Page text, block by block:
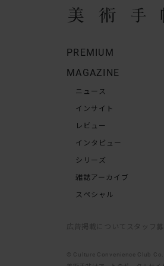
PREMIUM
MAGAZINE
ニュース
インサイト
レビュー
インタビュー
シリーズ
雑誌アーカイブ
スペシャル
広告掲載について スタッフ募
© Culture Convenience Club